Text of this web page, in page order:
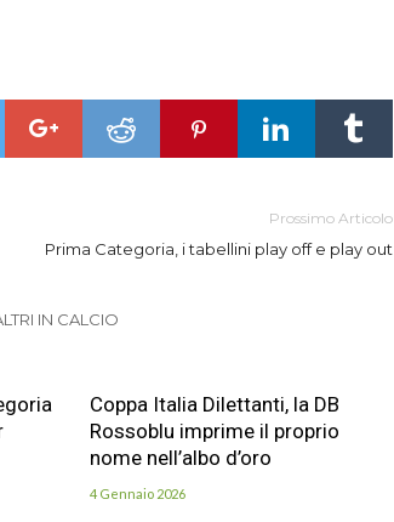
Prossimo Articolo
Prima Categoria, i tabellini play off e play out
IN CALCIO
Coppa Italia Dilettanti, la DB
Rossoblu imprime il proprio
nome nell’albo d’oro
4 Gennaio 2026